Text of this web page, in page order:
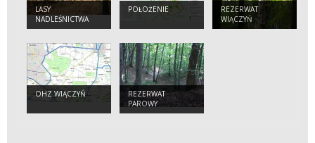
LASY
NADLEŚNICTWA
POŁOŻENIE
REZERWAT
WIĄCZYŃ
OHZ WIĄCZYŃ
REZERWAT
PAROWY
JANINOWSKIE